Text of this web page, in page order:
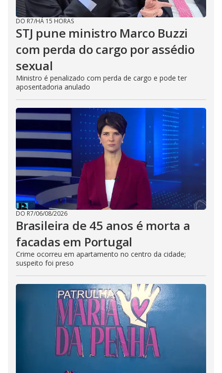
DO R7/HÁ 15 HORAS
STJ pune ministro Marco Buzzi
com perda do cargo por assédio
sexual
Ministro é penalizado com perda de cargo e pode ter
aposentadoria anulado
DO R7/06/08/2026
Brasileira de 45 anos é morta a
facadas em Portugal
Crime ocorreu em apartamento no centro da cidade;
suspeito foi preso